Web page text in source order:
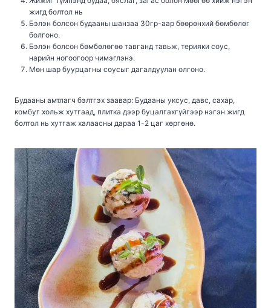
жигд болтол нь
Бэлэн болсон будааны шанзаа 30гр-аар бөөрөнхий бөмбөлөг
болгоно.
Бэлэн болсон бөмбөлөгөө тавганд тавьж, терияки соус,
нарийн ногоогоор чимэглэнэ.
Мөн шар буурцагны соусыг дагалдуулан олгоно.
Будааны амтлагч бэлтгэх заавар: Будааны уксус, давс, сахар,
комбуг хольж хутгаад, плитка дээр буцалгахгүйгээр нэгэн жигд
болтол нь хутгаж халаасны дараа 1-2 цаг хөргөнө.